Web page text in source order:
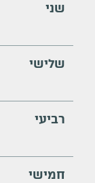
שני
שלישי
רביעי
חמישי